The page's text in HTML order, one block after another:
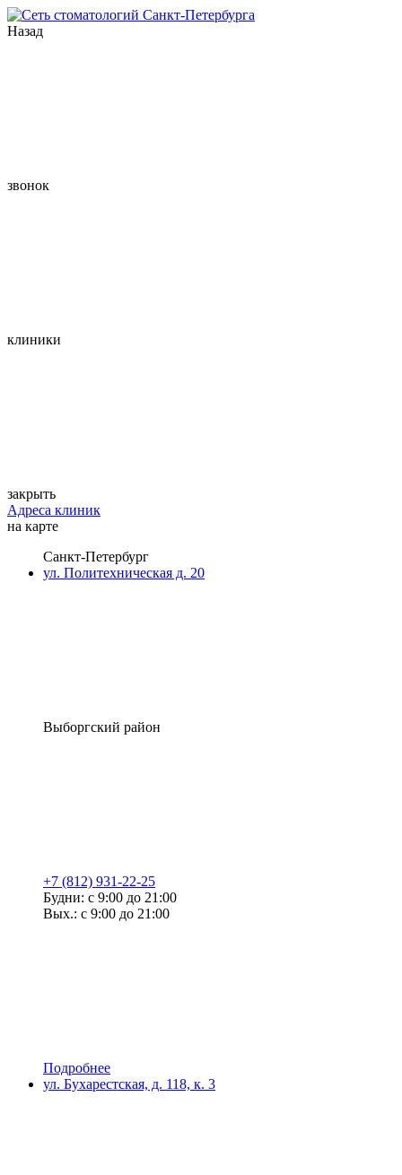
Назад
звонок
клиники
закрыть
Адреса клиник
на карте
Санкт-Петербург
ул. Политехническая д. 20
Выборгский район
+7 (812) 931-22-25
Будни: с 9:00 до 21:00
Вых.: с 9:00 до 21:00
Подробнее
ул. Бухарестская, д. 118, к. 3